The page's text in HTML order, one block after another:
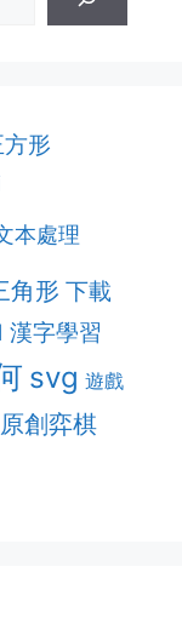
方形
本處理
角形 下載
漢字學習
svg 遊戲
原創弈棋